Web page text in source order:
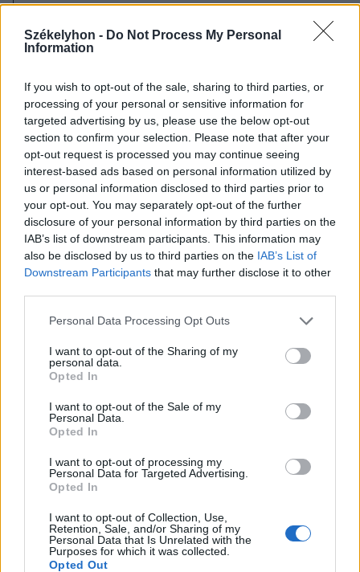
Székelyhon - Do Not Process My Personal
Information
If you wish to opt-out of the sale, sharing to third parties, or
processing of your personal or sensitive information for
targeted advertising by us, please use the below opt-out
section to confirm your selection. Please note that after your
opt-out request is processed you may continue seeing
interest-based ads based on personal information utilized by
us or personal information disclosed to third parties prior to
your opt-out. You may separately opt-out of the further
disclosure of your personal information by third parties on the
IAB’s list of downstream participants. This information may
also be disclosed by us to third parties on the IAB’s List of
Downstream Participants that may further disclose it to other
Personal Data Processing Opt Outs
I want to opt-out of the Sharing of my
personal data.
Opted In
I want to opt-out of the Sale of my
Personal Data.
Opted In
I want to opt-out of processing my
Personal Data for Targeted Advertising.
Opted In
I want to opt-out of Collection, Use,
Retention, Sale, and/or Sharing of my
Personal Data that Is Unrelated with the
Purposes for which it was collected.
Opted Out
2026. augusztus 07., péntek
Budapesten